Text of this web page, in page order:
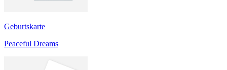
Geburtskarte
Peaceful Dreams